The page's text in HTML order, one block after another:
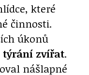
které
činnosti.
úkonů
týrání zvířat.
nášlapné